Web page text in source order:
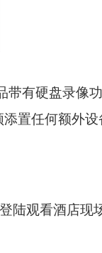
带有硬盘录像
置任何额外设
陆观看酒店现